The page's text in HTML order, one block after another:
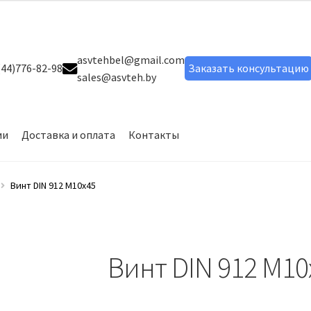
82-98
asvtehbel@gmail.com
sales@asvteh.by
Заказать консультацию
Доставка и оплата Контакты
товаров Мой аккаунт
Винт DIN 912 М10х45
Винт DIN 912